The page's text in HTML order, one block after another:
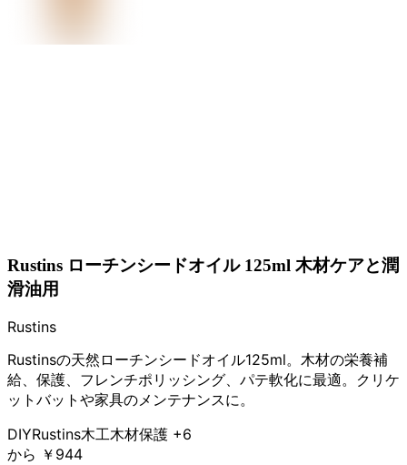
Rustins ローチンシードオイル 125ml 木材ケアと潤
滑油用
Rustins
Rustinsの天然ローチンシードオイル125ml。木材の栄養補
給、保護、フレンチポリッシング、パテ軟化に最適。クリケ
ットバットや家具のメンテナンスに。
DIYRustins木工木材保護 +6
から ￥944